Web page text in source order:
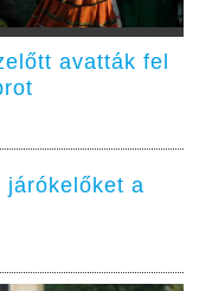
avatták fel
járókelőket a